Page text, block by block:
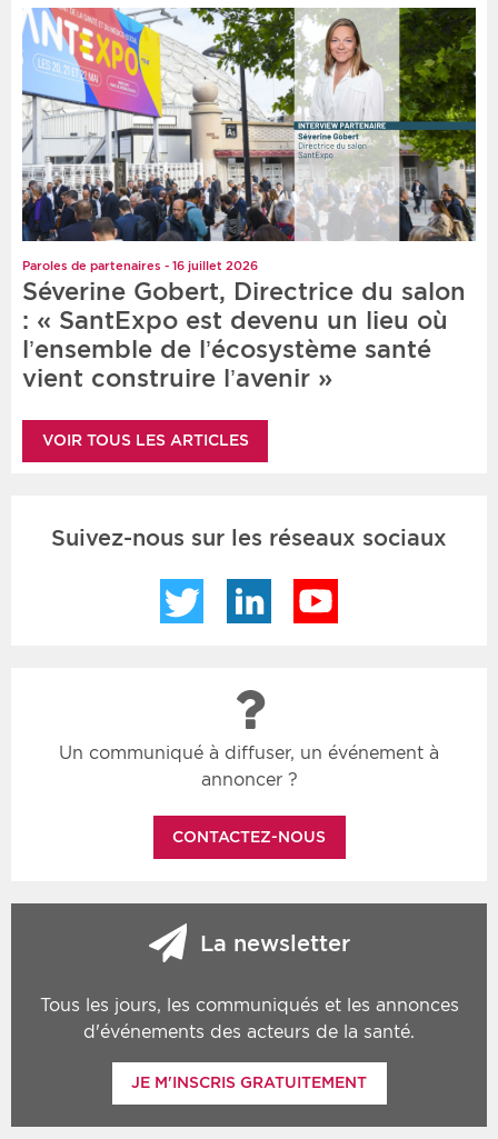
Paroles de partenaires - 16 juillet 2026
Séverine Gobert, Directrice du salon
: « SantExpo est devenu un lieu où
l’ensemble de l’écosystème santé
vient construire l’avenir »
VOIR TOUS LES ARTICLES
Suivez-nous sur les réseaux sociaux
Twitter LinkedIn
Un communiqué à diffuser, un événement à
annoncer ?
CONTACTEZ-NOUS
La newsletter
Tous les jours, les communiqués et les annonces
d'événements des acteurs de la santé.
JE M'INSCRIS GRATUITEMENT